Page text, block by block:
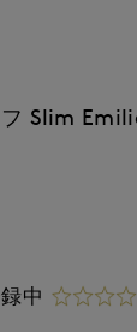
Slim
中